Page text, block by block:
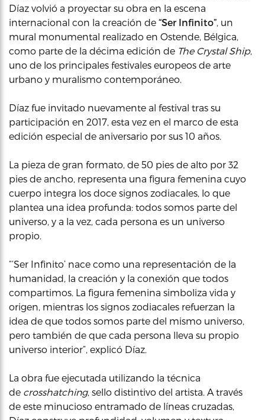
Díaz volvió a proyectar su obra en la escena
internacional con la creación de “Ser Infinito”, un
mural monumental realizado en Ostende, Bélgica,
como parte de la décima edición de The Crystal Ship,
uno de los principales festivales europeos de arte
urbano y muralismo contemporáneo.
Díaz fue invitado nuevamente al festival tras su
participación en 2017, esta vez en el marco de esta
edición especial de aniversario por sus 10 años.
La pieza de gran formato, de 50 pies de alto por 32
pies de ancho, representa una figura femenina cuyo
cuerpo integra los doce signos zodiacales, lo que
plantea una idea profunda: todos somos parte del
universo, y a la vez, cada persona es un universo
propio.
“‘Ser Infinito’ nace como una representación de la
humanidad, la creación y la conexión que todos
compartimos. La figura femenina simboliza vida y
origen, mientras los signos zodiacales refuerzan la
idea de que todos somos parte del mismo universo,
pero también de que cada persona lleva su propio
universo interior”, explicó Díaz.
La obra fue ejecutada utilizando la técnica
de crosshatching, sello distintivo del artista. A través
de este minucioso entramado de líneas cruzadas,